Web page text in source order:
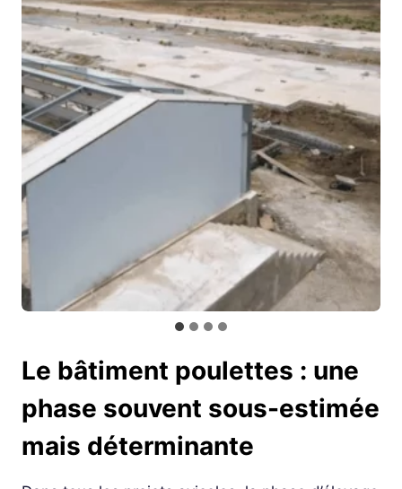
Le bâtiment poulettes : une
phase souvent sous-estimée
mais déterminante